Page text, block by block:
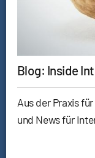
Blog: Inside
Aus der Praxis
und News für